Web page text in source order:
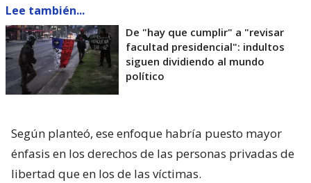
Lee también...
De "hay que cumplir" a "revisar
facultad presidencial": indultos
siguen dividiendo al mundo
político
Según planteó, ese enfoque habría puesto mayor
énfasis en los derechos de las personas privadas de
libertad que en los de las víctimas.